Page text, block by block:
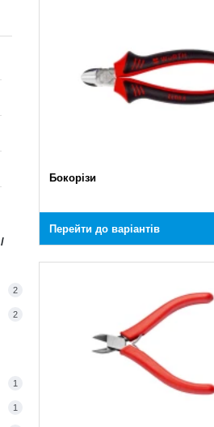
2
2
1
1
Бокорізи
Перейти до варіантів